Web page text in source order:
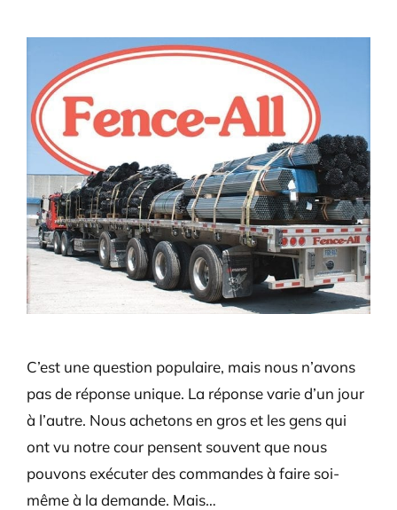
Larger
Image
C’est une question populaire, mais nous n’avons
pas de réponse unique. La réponse varie d’un jour
à l’autre. Nous achetons en gros et les gens qui
ont vu notre cour pensent souvent que nous
pouvons exécuter des commandes à faire soi-
même à la demande. Mais…